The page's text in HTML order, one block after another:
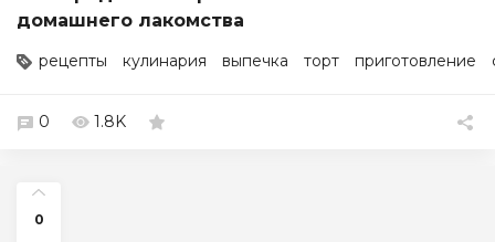
домашнего лакомства
рецепты кулинария выпечка торт приготовление
0 1.8K
0